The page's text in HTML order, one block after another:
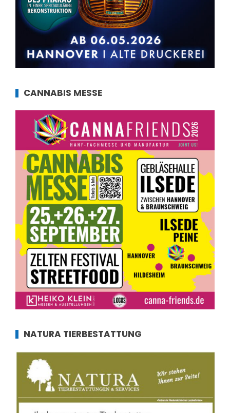
CANNABIS MESSE
NATURA TIERBESTATTUNG